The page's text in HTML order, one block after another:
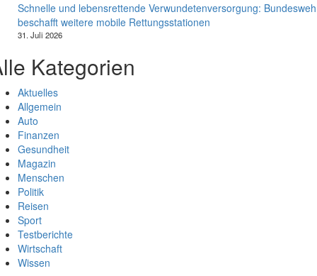
Schnelle und lebensrettende Verwundetenversorgung:
beschafft weitere mobile Rettungsstationen
31. Juli 2026
Kategorien
Aktuelles
Allgemein
Auto
Finanzen
Gesundheit
Magazin
Menschen
Politik
Reisen
Sport
Testberichte
Wirtschaft
Wissen